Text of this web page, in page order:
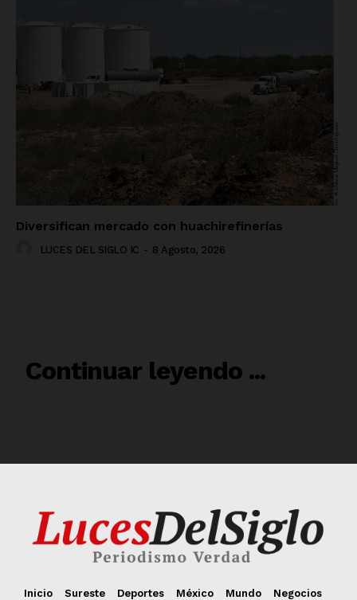
Inicio Sureste Deportes México Mundo
Negocios